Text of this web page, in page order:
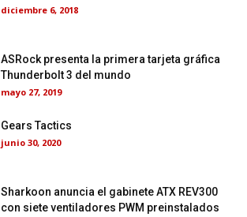
diciembre 6, 2018
ASRock presenta la primera tarjeta gráfica
Thunderbolt 3 del mundo
mayo 27, 2019
Gears Tactics
junio 30, 2020
Sharkoon anuncia el gabinete ATX REV300
con siete ventiladores PWM preinstalados